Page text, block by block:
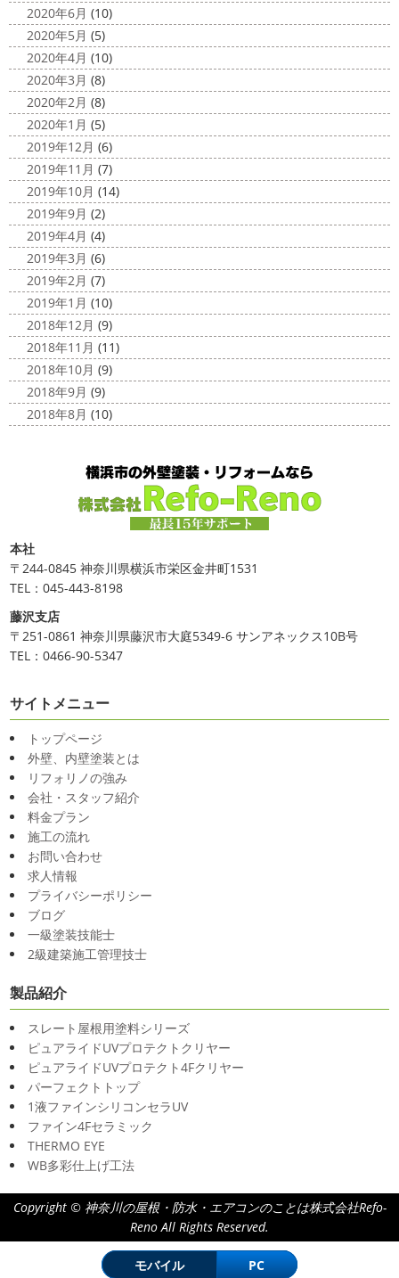
2020年6月 (10)
2020年5月 (5)
2020年4月 (10)
2020年3月 (8)
2020年2月 (8)
2020年1月 (5)
2019年12月 (6)
2019年11月 (7)
2019年10月 (14)
2019年9月 (2)
2019年4月 (4)
2019年3月 (6)
2019年2月 (7)
2019年1月 (10)
2018年12月 (9)
2018年11月 (11)
2018年10月 (9)
2018年9月 (9)
2018年8月 (10)
本社
〒244-0845 神奈川県横浜市栄区金井町1531
TEL：045-443-8198
藤沢支店
〒251-0861 神奈川県藤沢市大庭5349-6 サンアネックス10B号
TEL：0466-90-5347
サイトメニュー
トップページ
外壁、内壁塗装とは
リフォリノの強み
会社・スタッフ紹介
料金プラン
施工の流れ
お問い合わせ
求人情報
プライバシーポリシー
ブログ
一級塗装技能士
2級建築施工管理技士
製品紹介
スレート屋根用塗料シリーズ
ピュアライドUVプロテクトクリヤー
ピュアライドUVプロテクト4Fクリヤー
パーフェクトトップ
1液ファインシリコンセラUV
ファイン4Fセラミック
THERMO EYE
WB多彩仕上げ工法
Copyright © 神奈川の屋根・防水・エアコンのことは株式会社Refo-
Reno All Rights Reserved.
モバイル PC